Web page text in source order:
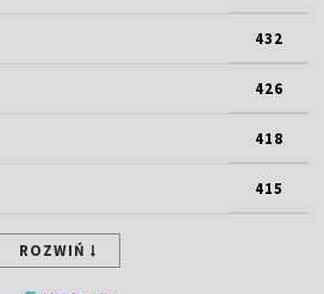
432
426
418
415
ROZWIŃ